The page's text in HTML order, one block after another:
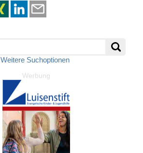
Weitere Suchoptionen
Werbung